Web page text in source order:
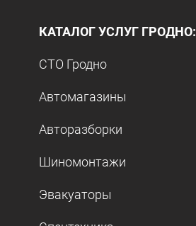
КАТАЛОГ УСЛУГ ГРОДНО:
СТО Гродно
Автомагазины
Авторазборки
Шиномонтажи
Эвакуаторы